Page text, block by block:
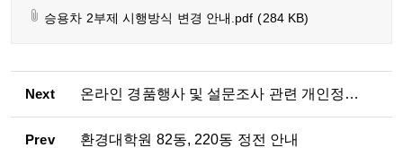
승용차 2부제 시행방식 변경 안내.pdf (284 KB)
Next 온라인 경품행사 및 설문조사 관련 개인정보 보호 유의사항 안내
Prev 환경대학원 82동, 220동 정전 안내